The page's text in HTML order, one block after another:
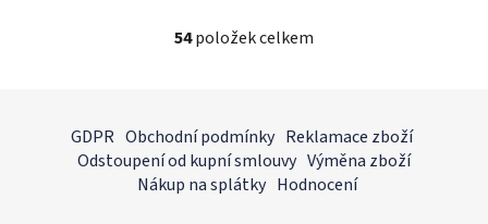
O
d
a
c
54položek celkem
GDPR Obchodní podmínky Reklamace zboží
Odstoupení od kupní smlouvy Výměna zboží
Nákup na splátky Hodnocení